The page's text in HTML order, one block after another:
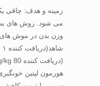
زمينه و هدف: چاقی
می شود. روش های
هورمون لپتين